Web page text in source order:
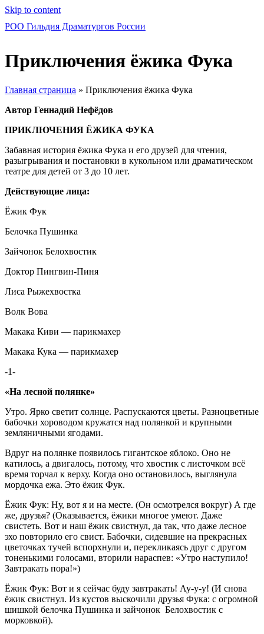
Skip to content
РОО Гильдия Драматургов России
Приключения ёжика Фука
Главная страница » Приключения ёжика Фука
Автор Геннадий Нефёдов
ПРИКЛЮЧЕНИЯ ЁЖИКА ФУКА
Забавная история ёжика Фука и его друзей для чтения,
разыгрывания и постановки в кукольном или драматическом
театре для детей от 3 до 10 лет.
Действующие лица:
Ёжик Фук
Белочка Пушинка
Зайчонок Белохвостик
Доктор Пингвин-Пиня
Лиса Рыжехвостка
Волк Вова
Макака Киви — парикмахер
Макака Кука — парикмахер
-1-
«На лесной полянке»
Утро. Ярко светит солнце. Распускаются цветы. Разноцветные
бабочки хороводом кружатся над полянкой и крупными
земляничными ягодами.
Вдруг на полянке появилось гигантское яблоко. Оно не
катилось, а двигалось, потому, что хвостик с листочком всё
время торчал к верху. Когда оно остановилось, выглянула
мордочка ежа. Это ёжик Фук.
Ёжик Фук: Ну, вот я и на месте. (Он осмотрелся вокруг) А где
же, друзья? (Оказывается, ёжики многое умеют. Даже
свистеть. Вот и наш ёжик свистнул, да так, что даже лесное
эхо повторило его свист. Бабочки, сидевшие на прекрасных
цветочках тучей вспорхнули и, перекликаясь друг с другом
тоненькими голосами, вторили нараспев: «Утро наступило!
Завтракать пора!»)
Ёжик Фук: Вот и я сейчас буду завтракать! Ау-у-у! (И снова
ёжик свистнул. Из кустов выскочили друзья Фука: с огромной
шишкой белочка Пушинка и зайчонок Белохвостик с
морковкой).